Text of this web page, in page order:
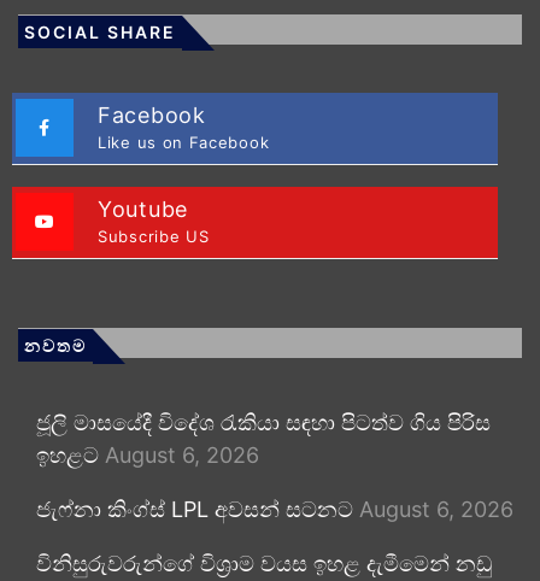
SOCIAL SHARE
Facebook
Like us on Facebook
Youtube
Subscribe US
නවතම
ජූලි මාසයේදී විදේශ රැකියා සඳහා පිටත්ව ගිය පිරිස
ඉහළට August 6, 2026
ජැෆ්නා කිංග්ස් LPL අවසන් සටනට August 6, 2026
විනිසුරුවරුන්ගේ විශ්‍රාම වයස ඉහළ දැමීමෙන් නඩු